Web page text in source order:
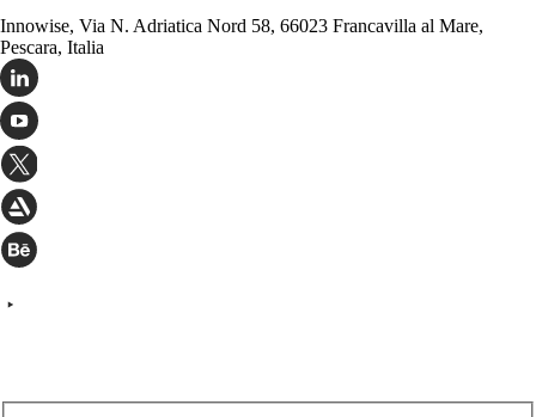
Innowise, Via N. Adriatica Nord 58, 66023 Francavilla al Mare,
Pescara, Italia